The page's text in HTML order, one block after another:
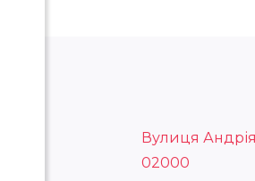
Вулиця
02000